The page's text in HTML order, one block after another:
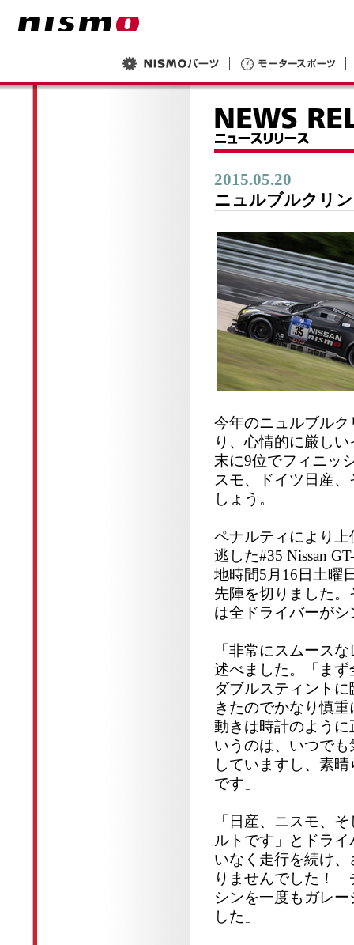
2015.05.20
ニュルブルクリ
今年のニュルブル
り、心情的に厳し
末に9位でフィニッ
スモ、ドイツ日産
しょう。
ペナルティにより
逃した#35 Nissan
地時間5月16日土曜
先陣を切りました
は全ドライバーが
「非常にスムース
述べました。「ま
ダブルスティント
きたのでかなり慎
動きは時計のよう
いうのは、いつで
していますし、素
です」
「日産、ニスモ、
ルトです」とドラ
いなく走行を続け
りませんでした！
シンを一度もガレ
した」